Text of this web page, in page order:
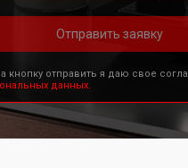
Отправить заявку
кнопку отправить я даю свое
данных.